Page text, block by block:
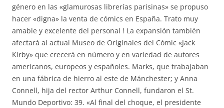
género en las «glamurosas librerías parisinas» se propuso
hacer «digna» la venta de cómics en España. Trato muy
amable y excelente del personal ! La expansión también
afectará al actual Museo de Originales del Cómic «Jack
Kirby» que crecerá en número y en variedad de autores
americanos, europeos y españoles. Marks, que trabajaban
en una fábrica de hierro al este de Mánchester; y Anna
Connell, hija del rector Arthur Connell, fundaron el St.
Mundo Deportivo: 39. «Al final del choque, el presidente